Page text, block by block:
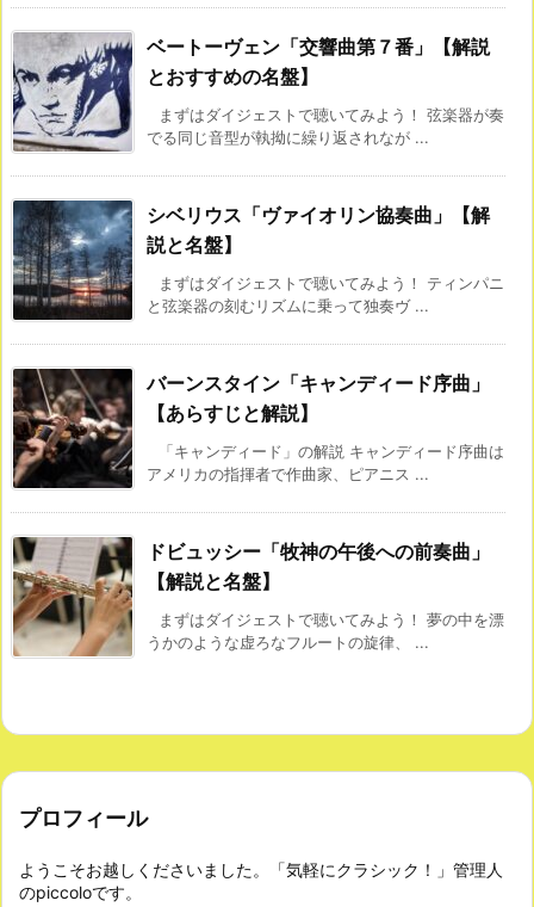
ベートーヴェン「交響曲第７番」【解説
とおすすめの名盤】
まずはダイジェストで聴いてみよう！ 弦楽器が奏
でる同じ音型が執拗に繰り返されなが ...
シベリウス「ヴァイオリン協奏曲」【解
説と名盤】
まずはダイジェストで聴いてみよう！ ティンパニ
と弦楽器の刻むリズムに乗って独奏ヴ ...
バーンスタイン「キャンディード序曲」
【あらすじと解説】
「キャンディード」の解説 キャンディード序曲は
アメリカの指揮者で作曲家、ピアニス ...
ドビュッシー「牧神の午後への前奏曲」
【解説と名盤】
まずはダイジェストで聴いてみよう！ 夢の中を漂
うかのような虚ろなフルートの旋律、 ...
プロフィール
ようこそお越しくださいました。「気軽にクラシック！」管理人
のpiccoloです。